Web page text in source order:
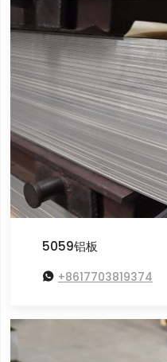
5059铝板
 +8617703819374